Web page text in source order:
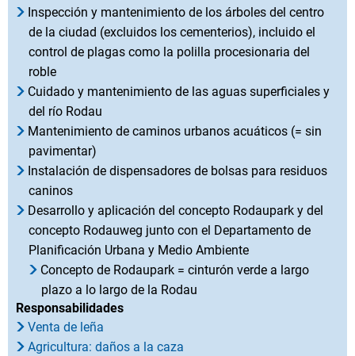
Inspección y mantenimiento de los árboles del centro
de la ciudad (excluidos los cementerios), incluido el
control de plagas como la polilla procesionaria del
roble
Cuidado y mantenimiento de las aguas superficiales y
del río Rodau
Mantenimiento de caminos urbanos acuáticos (= sin
pavimentar)
Instalación de dispensadores de bolsas para residuos
caninos
Desarrollo y aplicación del concepto Rodaupark y del
concepto Rodauweg junto con el Departamento de
Planificación Urbana y Medio Ambiente
Concepto de Rodaupark = cinturón verde a largo
plazo a lo largo de la Rodau
Responsabilidades
Venta de leña
Agricultura: daños a la caza